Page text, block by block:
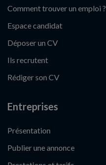
Comment trouver un emploi ?
Espace candidat
Déposer un CV
Ils recrutent
Rédiger son CV
Entreprises
Présentation
Publier une annonce